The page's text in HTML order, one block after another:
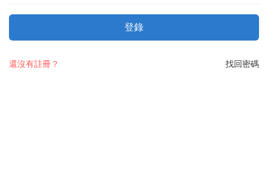
登錄
找回密碼
還沒有註冊？